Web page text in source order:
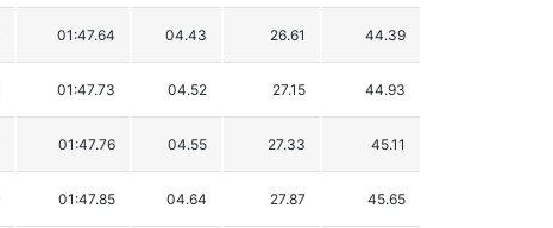
01:47.64 04.43 26.61 44.39
01:47.73 04.52 27.15 44.93
01:47.76 04.55 27.33 45.11
01:47.85 04.64 27.87 45.65